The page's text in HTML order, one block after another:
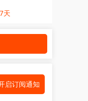
天
启订阅通知